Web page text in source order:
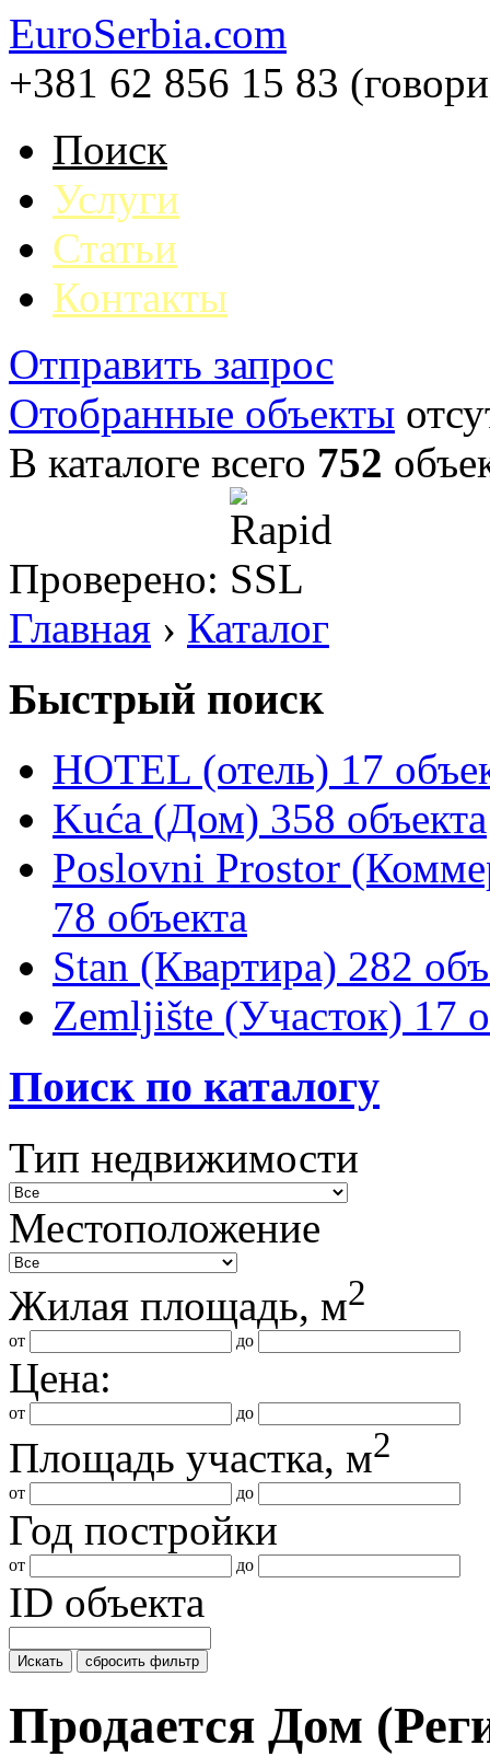
EuroSerbia.com
+381 62 856 15 83
Поиск
Услуги
Статьи
Контакты
Отправить запрос
Отобранные объекты
В каталоге всего 752
Проверено:
Главная › Каталог
Быстрый поиск
HOTEL (отель) 17
Kuća (Дом) 358 объекта
Poslovni Prostor
78 объекта
Stan (Квартира) 282
Zemljište (Участок) 17
Поиск по каталогу
Тип недвижимости
Местоположение
Жилая площадь, м2
от до
Цена:
от до
Площадь участка, м2
от до
Год постройки
от до
ID объекта
Искать сбросить фильтр
Продается Дом